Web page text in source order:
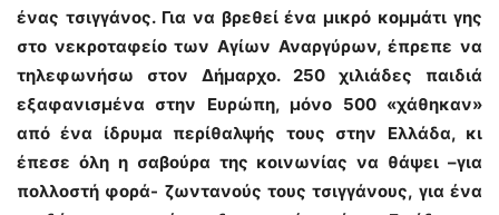
ένας τσιγγάνος. Για να βρεθεί ένα μικρό κομμάτι γης
στο νεκροταφείο των Αγίων Αναργύρων, έπρεπε να
τηλεφωνήσω στον Δήμαρχο. 250 χιλιάδες παιδιά
εξαφανισμένα στην Ευρώπη, μόνο 500 «χάθηκαν»
από ένα ίδρυμα περίθαλψής τους στην Ελλάδα, κι
έπεσε όλη η σαβούρα της κοινωνίας να θάψει –για
πολλοστή φορά- ζωντανούς τους τσιγγάνους, για ένα